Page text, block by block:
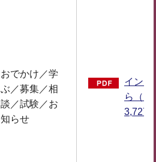
おでかけ／学
ぶ／募集／相
談／試験／お
知らせ
インフ
ら（